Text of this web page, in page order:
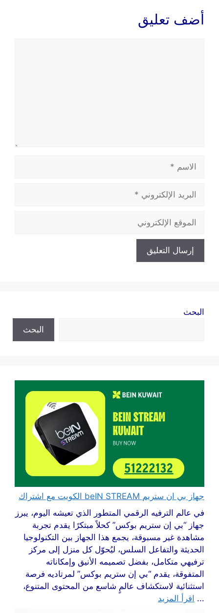
أضف تعليق
الإلكتروني
الإلكتروني
البحث
البحث
جهاز بي ان ستريم beIN STREAM الكويت مع اشتراك
في عالم الترفيه الرقمي المتطور الذي تعيشه اليوم، يبرز
جهاز “بي إن ستريم بوكس” كحلاً مبتكرًا يقدم تجربة
مشاهدة غير مسبوقة، يجمع هذا الجهاز بين التكنولوجيا
الحديثة والتفاعل السلس، ليُحوّل كل منزل إلى مركز
ترفيهي متكامل، بفضل تصميمه الأنيق وإمكاناته
المتفوقة، يقدم “بي إن ستريم بوكس” لمرتاديه فرصة
استثنائية لاستكشاف عالمٍ شاسع من المحتوى المتنوع،
... اقرأ المزيد